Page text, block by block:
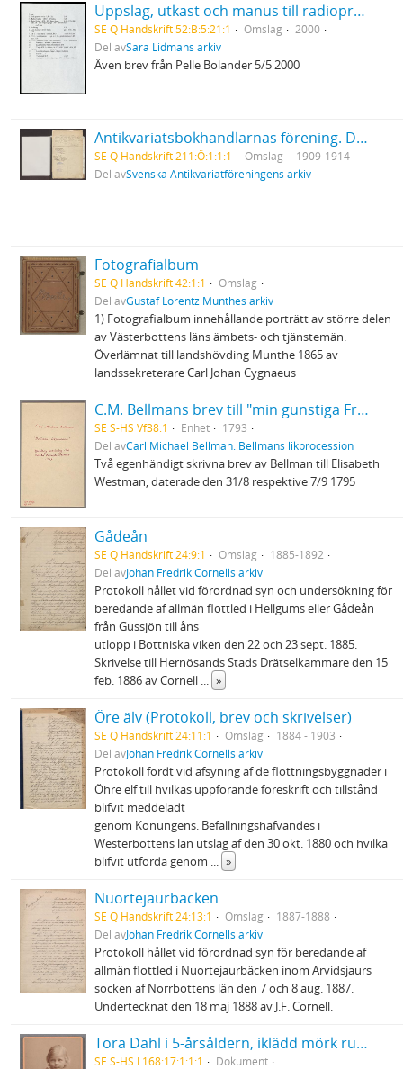
Uppslag, utkast och manus till radioprogrammet Sommar
SE Q Handskrift 52:B:5:21:1 Omslag
2000
Del avSara Lidmans arkiv
Även brev från Pelle Bolander 5/5 2000
Antikvariatsbokhandlarnas förening. Diverse handlingar, bl.a. protokoll, kassabok och klippsamling
SE Q Handskrift 211:Ö:1:1:1 Omslag
1909-1914
Del avSvenska Antikvariatföreningens arkiv
Fotografialbum
SE Q Handskrift 42:1:1
Omslag
Del avGustaf Lorentz Munthes arkiv
1) Fotografialbum innehållande porträtt av större delen
av Västerbottens läns ämbets- och tjänstemän.
Överlämnat till landshövding Munthe 1865 av
landssekreterare Carl Johan Cygnaeus
C.M. Bellmans brev till "min gunstiga Fru"
SE S-HS Vf38:1 Enhet
1793
Del avCarl Michael Bellman: Bellmans likprocession
Två egenhändigt skrivna brev av Bellman till Elisabeth
Westman, daterade den 31/8 respektive 7/9 1795
Gådeån
SE Q Handskrift 24:9:1 Omslag
1885-1892
Del avJohan Fredrik Cornells arkiv
Protokoll hållet vid förordnad syn och undersökning för
beredande af allmän flottled i Hellgums eller Gådeån
från Gussjön till åns
utlopp i Bottniska viken den 22 och 23 sept. 1885.
Skrivelse till Hernösands Stads Drätselkammare den 15
feb. 1886 av Cornell ... »
Öre älv (Protokoll, brev och skrivelser)
SE Q Handskrift 24:11:1 Omslag
1884 - 1903
Del avJohan Fredrik Cornells arkiv
Protokoll fördt vid afsyning af de flottningsbyggnader i
Öhre elf till hvilkas uppförande föreskrift och tillstånd
blifvit meddeladt
genom Konungens. Befallningshafvandes i
Westerbottens län utslag af den 30 okt. 1880 och hvilka
blifvit utförda genom ... »
Nuortejaurbäcken
SE Q Handskrift 24:13:1 Omslag
1887-1888
Del avJohan Fredrik Cornells arkiv
Protokoll hållet vid förordnad syn för beredande af
allmän flottled i Nuortejaurbäcken inom Arvidsjaurs
socken af Norrbottens län den 7 och 8 aug. 1887.
Undertecknat den 18 maj 1888 av J.F. Cornell.
Tora Dahl i 5-årsåldern, iklädd mörk rutig klänning med vitt krås
SE S-HS L168:17:1:1:1
Dokument